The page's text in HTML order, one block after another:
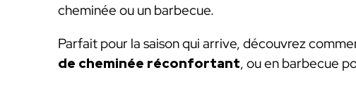
cheminée ou un barbecue.
Parfait pour la saison qui arrive, découvrez
de cheminée réconfortant, ou en barbecue